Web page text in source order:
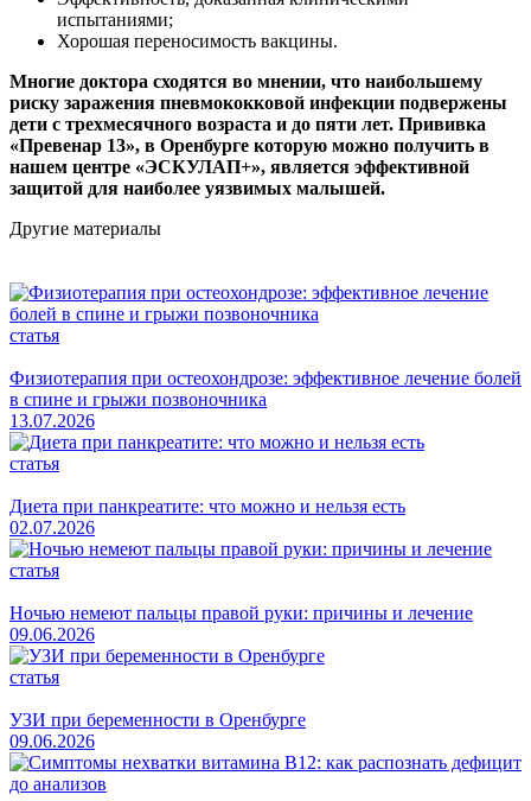
испытаниями;
Хорошая переносимость вакцины.
Многие доктора сходятся во мнении, что наибольшему
риску заражения пневмококковой инфекции подвержены
дети с трехмесячного возраста и до пяти лет. Прививка
«Превенар 13», в Оренбурге которую можно получить в
нашем центре «ЭСКУЛАП+», является эффективной
защитой для наиболее уязвимых малышей.
Другие материалы
статья
Физиотерапия при остеохондрозе: эффективное лечение болей
в спине и грыжи позвоночника
13.07.2026
статья
Диета при панкреатите: что можно и нельзя есть
02.07.2026
статья
Ночью немеют пальцы правой руки: причины и лечение
09.06.2026
статья
УЗИ при беременности в Оренбурге
09.06.2026